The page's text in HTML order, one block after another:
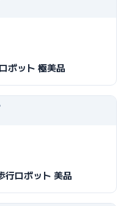
ボット 極美品
ロボット 美品